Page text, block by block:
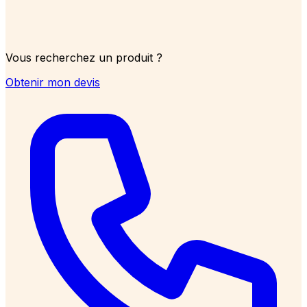
Vous recherchez un produit ?
Obtenir mon devis